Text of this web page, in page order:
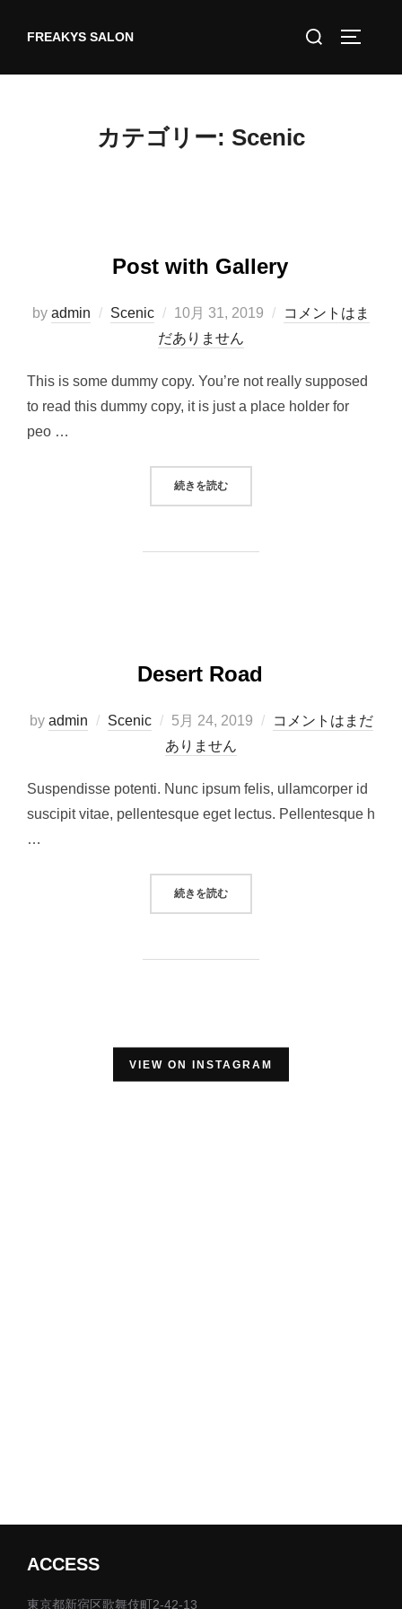
FREAKYS SALON
検
対
カテゴリー: Scenic
Post with Gallery
by admin Scenic
投
稿
10月 31, 2019
コメントはま
だありません
This is some dummy copy. You’re not really supposed
to read this dummy copy, it is just a place holder for
peo …
続きを読む“POST WITH GALLERY”
Desert Road
by admin Scenic
投
稿
5月 24, 2019
コメントはまだ
ありません
Suspendisse potenti. Nunc ipsum felis, ullamcorper id
suscipit vitae, pellentesque eget lectus. Pellentesque h
…
続きを読む“DESERT ROAD”
VIEW ON INSTAGRAM
ACCESS
東京都新宿区歌舞伎町2-42-13